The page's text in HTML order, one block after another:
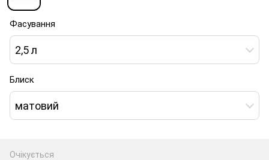
Фасування
2,5 л
Блиск
матовий
Очікується